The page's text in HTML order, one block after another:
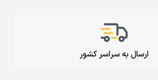
ارسال به سراسر کشور